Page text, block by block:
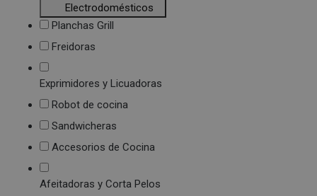
Electrodomésticos
Planchas Grill
Freidoras
Exprimidores y Licuadoras
Robot de cocina
Sandwicheras
Accesorios de Cocina
Afeitadoras y Corta Pelos